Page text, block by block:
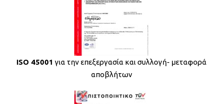
ISO 45001 για την επεξεργασία και συλλογή- μεταφορά
αποβλήτων